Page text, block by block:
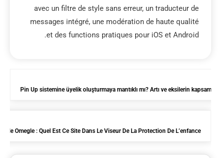
avec un filtre de style sans erreur, un traducteur de
messages intégré, une modération de haute qualité
et des functions pratiques pour iOS et Android.
Pin Up sistemine üyelik oluşturmaya mantıklı mı? Artı ve eksilerin kapsamlı
Omegle : Quel Est Ce Site Dans Le Viseur De La Protection De L’enfance ?